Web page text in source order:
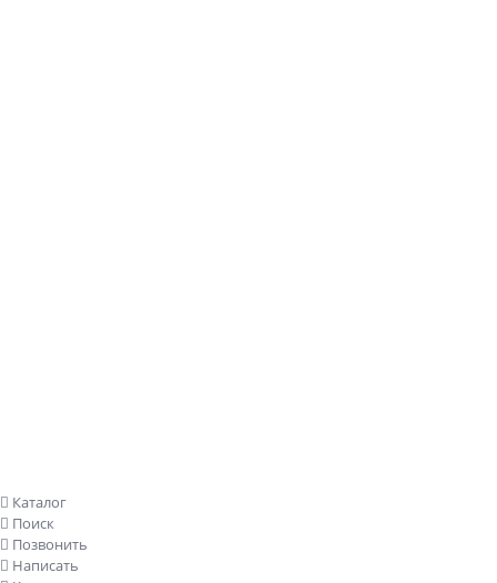
Каталог
Поиск
Позвонить
Написать